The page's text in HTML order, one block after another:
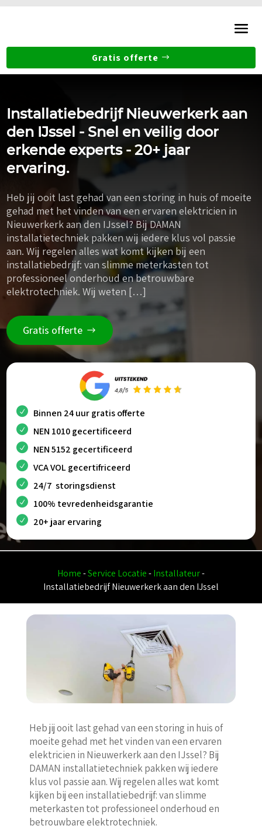
Gratis offerte
Installatiebedrijf Nieuwerkerk aan
den IJssel - Snel en veilig door
erkende experts - 20+ jaar
ervaring.
Heb jij ooit last gehad van een storing in huis of moeite
gehad met het vinden van een ervaren elektricien in
Nieuwerkerk aan den IJssel? Bij DAMAN
installatietechniek pakken wij iedere klus vol passie
aan. Wij regelen alles wat komt kijken bij een
installatiebedrijf: van slimme meterkasten tot
professioneel onderhoud en betrouwbare
elektrotechniek. Wij weten […]
Gratis offerte
Binnen 24 uur gratis offerte
NEN 1010 gecertificeerd
NEN 5152 gecertificeerd
VCA VOL gecertifriceerd
24/7 storingsdienst
100% tevredenheidsgarantie
20+ jaar ervaring
Home-Service Locatie-Installateur-
Installatiebedrijf Nieuwerkerk aan den IJssel
Heb jij ooit last gehad van een storing in huis of
moeite gehad met het vinden van een ervaren
elektricien in Nieuwerkerk aan den IJssel? Bij
DAMAN installatietechniek pakken wij iedere
klus vol passie aan. Wij regelen alles wat komt
kijken bij een installatiebedrijf: van slimme
meterkasten tot professioneel onderhoud en
betrouwbare elektrotechniek.